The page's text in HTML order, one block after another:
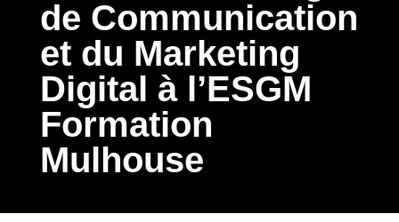
de Communication
et du Marketing
Digital à l’ESGM
Formation
Mulhouse